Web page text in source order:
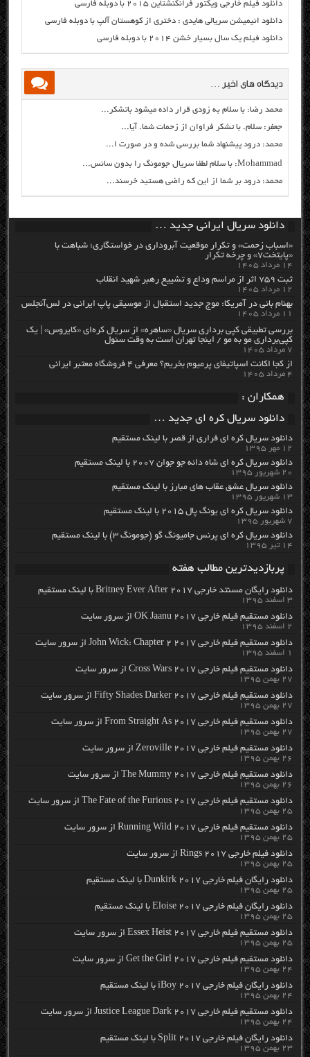
دانلود فیلم خارجی ویکتور فرانکنشتاین ۲۰۱۵ با دوبله فارسی
دانلود انیمیشن سریالی هایدی : دختری از کوهستان آلپ با دوبله فارسی
دانلود فیلم یک سال بسیار خشن ۲۰۱۴ با دوبله فارسی
دیدگاه های اخیر …
محمد رضا: با سلام به زودی قرار داده میشود باتشکر...
جعفر: سلام. با تشکر فراوان از زحمات شما. آیا...
محمد: درود پیشنهاد شما بررسی شده و در صورت ا...
Mohammad: با سلام لطفا سریال جومونگ را بدون سانس...
محمد: درود بر شما از این که راضی هستید خرسند...
دانلود سریال ایرانی جدید …
«اسباب زحمت» و تکرار موقعیت آبروداری در خواستگاری؛ شباهت با
«پایتخت۷» و چرخه تکرار
۱۴ مرداد ۱۴۰۵
ثبت ۷۵۹ اثر از مراسم وداع و تشییع رهبر شهید انقلاب
۱۲ مرداد ۱۴۰۵
بهنام بانی در آمریکا: موج جدید استقبال از موسیقی پاپ ایرانی در لس‌آنجلس
۱۱ مرداد ۱۴۰۵
بررسی تطبیقی کپی برداری سریال «ساهره» از سریال کره‌ای «کایروس» | یک
کپی‌برداری مو به مو / اینجا تهران است به وقت سئول
۷ مرداد ۱۴۰۵
از کجا اکانت اسپاتیفای پرمیوم بخریم؟ معرفی ۴ فروشگاه معتبر ایرانی
۴ مرداد ۱۴۰۵
همکاران :
دانلود سریال کره ای جدید …
دانلود سریال کره ای فراری از قصر با لینک مستقیم
۱۲ مهر ۱۳۹۵
دانلود سریال کره ای شاه دائه جو جوان ۲۰۰۷ با لینک مستقیم
۲۰ شهریور ۱۳۹۵
دانلود سریال عشق عقاب های مبارز با لینک مستقیم
۱۳ شهریور ۱۳۹۵
دانلود سریال کره ای یونگ پال ۲۰۱۵ با لینک مستقیم
۷ شهریور ۱۳۹۵
دانلود سریال کره ای پرنس جامیونگ گو (جومونگ ۳) با لینک مستقیم
۱۴ تیر ۱۳۹۵
پربازدیدترین مطالب هفته
دانلود رایگان مسنتد خارجی Britney Ever After 2017 با لینک مستقیم
۳ اسفند ۱۳۹۵
دانلود مستقیم فیلم خارجی OK Jaanu 2017 از سرور سایت
۲ اسفند ۱۳۹۵
دانلود مستقیم فیلم خارجی John Wick: Chapter 2 2017 از سرور سایت
۱ اسفند ۱۳۹۵
دانلود مستقیم فیلم خارجی Cross Wars 2017 از سرور سایت
۲۷ بهمن ۱۳۹۵
دانلود مستقیم فیلم خارجی Fifty Shades Darker 2017 از سرور سایت
۲۷ بهمن ۱۳۹۵
دانلود مستقیم فیلم خارجی From Straight As 2017 از سرور سایت
۲۷ بهمن ۱۳۹۵
دانلود مستقیم فیلم خارجی Zeroville 2017 از سرور سایت
۲۶ بهمن ۱۳۹۵
دانلود مستقیم فیلم خارجی The Mummy 2017 از سرور سایت
۲۶ بهمن ۱۳۹۵
دانلود مستقیم فیلم خارجی The Fate of the Furious 2017 از سرور سایت
۲۵ بهمن ۱۳۹۵
دانلود مستقیم فیلم خارجی Running Wild 2017 از سرور سایت
۲۵ بهمن ۱۳۹۵
دانلود فیلم خارجی Rings 2017 از سرور سایت
۲۵ بهمن ۱۳۹۵
دانلود رایگان فیلم خارجی Dunkirk 2017 با لینک مستقیم
۲۵ بهمن ۱۳۹۵
دانلود رایگان فیلم خارجی Eloise 2017 با لینک مستقیم
۲۵ بهمن ۱۳۹۵
دانلود مستقیم فیلم خارجی Essex Heist 2017 از سرور سایت
۲۵ بهمن ۱۳۹۵
دانلود مستقیم فیلم خارجی Get the Girl 2017 از سرور سایت
۲۴ بهمن ۱۳۹۵
دانلود رایگان فیلم خارجی iBoy 2017 با لینک مستقیم
۲۴ بهمن ۱۳۹۵
دانلود مستقیم فیلم خارجی Justice League Dark 2017 از سرور سایت
۲۴ بهمن ۱۳۹۵
دانلود رایگان فیلم خارجی Split 2017 با لینک مستقیم
۲۳ بهمن ۱۳۹۵